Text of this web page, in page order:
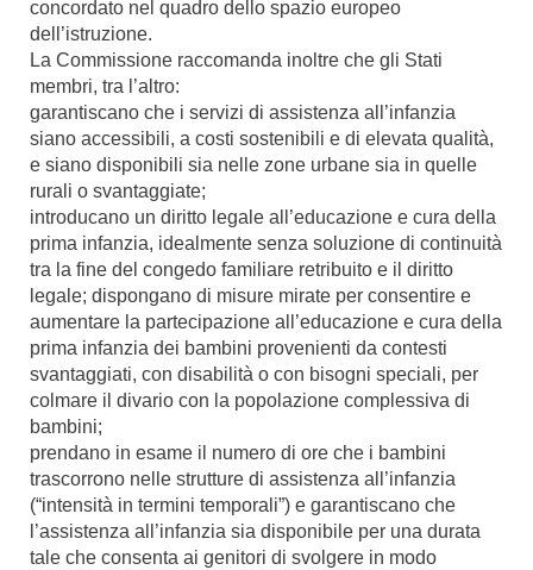
concordato nel quadro dello spazio europeo
dell’istruzione.
La Commissione raccomanda inoltre che gli Stati
membri, tra l’altro:
garantiscano che i servizi di assistenza all’infanzia
siano accessibili, a costi sostenibili e di elevata qualità,
e siano disponibili sia nelle zone urbane sia in quelle
rurali o svantaggiate;
introducano un diritto legale all’educazione e cura della
prima infanzia, idealmente senza soluzione di continuità
tra la fine del congedo familiare retribuito e il diritto
legale; dispongano di misure mirate per consentire e
aumentare la partecipazione all’educazione e cura della
prima infanzia dei bambini provenienti da contesti
svantaggiati, con disabilità o con bisogni speciali, per
colmare il divario con la popolazione complessiva di
bambini;
prendano in esame il numero di ore che i bambini
trascorrono nelle strutture di assistenza all’infanzia
(“intensità in termini temporali”) e garantiscano che
l’assistenza all’infanzia sia disponibile per una durata
tale che consenta ai genitori di svolgere in modo